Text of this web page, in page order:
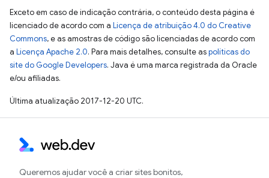
Exceto em caso de indicação contrária, o conteúdo desta página é
licenciado de acordo com a Licença de atribuição 4.0 do Creative
Commons, e as amostras de código são licenciadas de acordo com
a Licença Apache 2.0. Para mais detalhes, consulte aspolíticas do
site do Google Developers. Java é uma marca registrada da Oracle
e/ou afiliadas.
Última atualização 2017-12-20 UTC.
Queremos ajudar você a criar sites bonitos,